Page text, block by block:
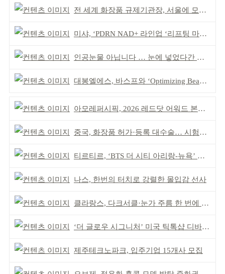
전 세계 화장품 규제기관장, 서울에 모인다
미샤, ‘PDRN NAD+ 라인업 ‘리프팅 마스크’ 출시
인공눈물 아닙니다 … 눈에 넣었다간 각막 손상
대봉엘에스, 바스프와 ‘Optimizing Beauty’ 심포지엄
아모레퍼시픽, 2026 레드닷 어워드 본상 2개 수상
중국, 화장품 허가·등록 대수술… 시험자료 공용 허용
티르티르, ‘BTS 더 시티 아리랑-뉴욕’ 참여
나스, 한번의 터치로 강렬한 몰입감 선사
클라랑스, 다크서클·눈가 주름 한 번에 더블 케어
‘더 글로우 시그니처’ 미국 틱톡샵 디바이스 부문 1위
제주테크노파크, 입주기업 15개사 모집